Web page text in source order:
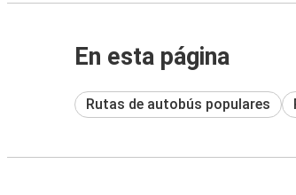
En esta página
Rutas de autobús populares